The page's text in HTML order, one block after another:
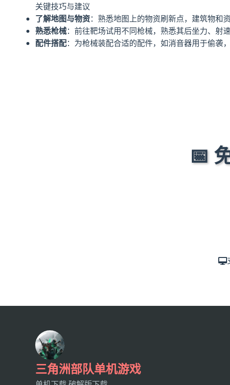
关键技巧与建议
了解地图与物资：熟悉地图上的物资刷新点，建筑物和
熟悉枪械：前往靶场试用不同枪械，熟悉其后坐力、射
配件搭配：为枪械装配合适的配件，如消音器用于偷袭
📅
三角洲部队单机游戏